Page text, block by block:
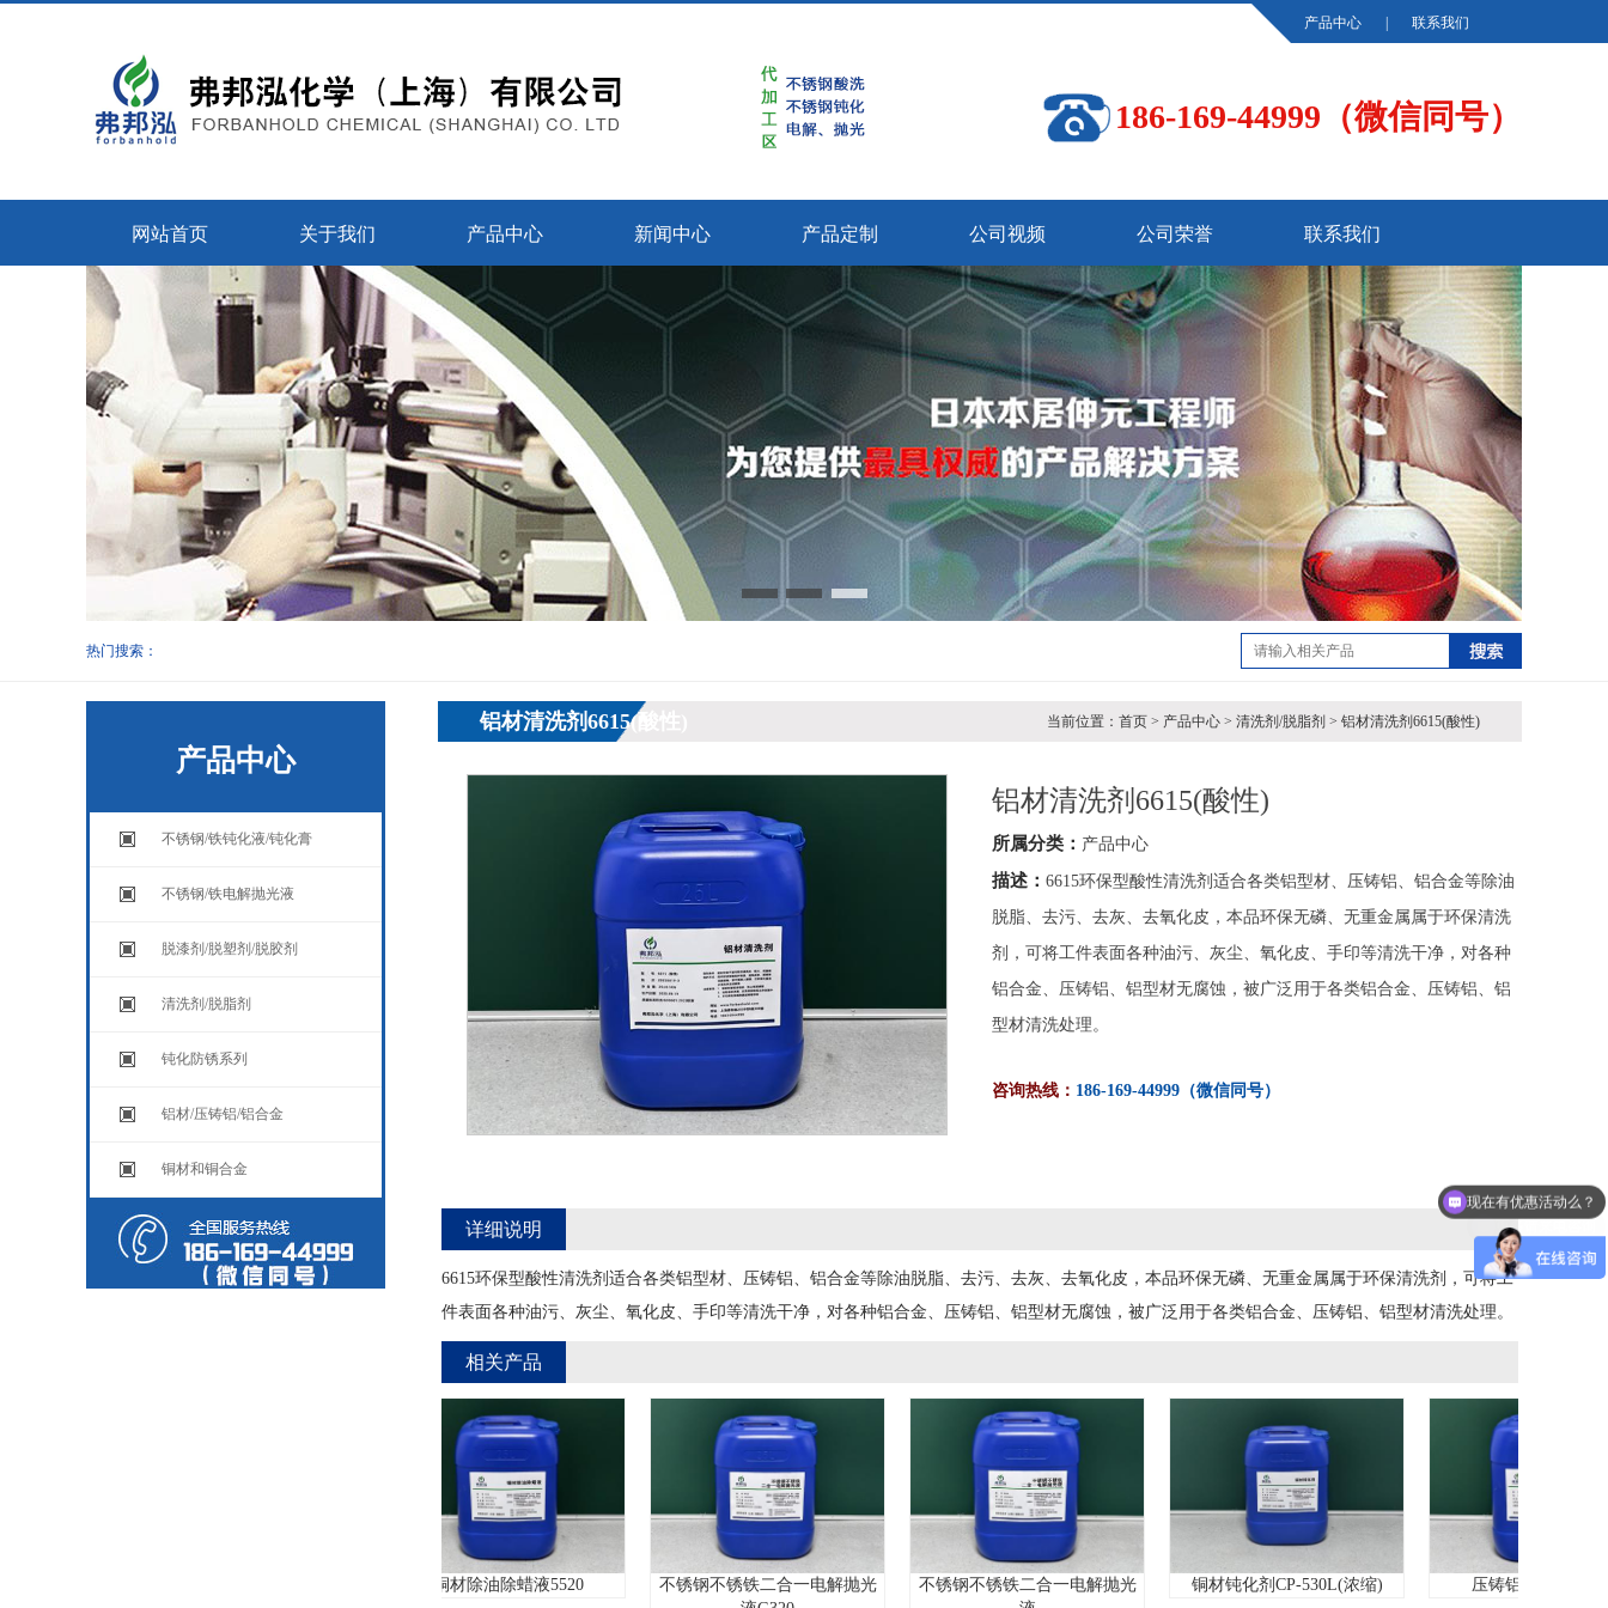
186-169-44999（微信同号）
产品中心 联系我们
网站首页 关于我们 产品中心 新闻中心 产品定制 公司视频 公司荣誉 联系我们
热门搜索：
产品中心
不锈钢/铁钝化液/钝化膏
不锈钢/铁电解抛光液
脱漆剂/脱塑剂/脱胶剂
清洗剂/脱脂剂
钝化防锈系列
铝材/压铸铝/铝合金
铜材和铜合金
铝材清洗剂6615(酸性) 当前位置：首页 > 产品中心 > 清洗剂/脱脂剂 > 铝材清洗剂6615(酸性)
铝材清洗剂6615(酸性)
所属分类： 产品中心
描述： 6615环保型酸性清洗剂适合各类铝型材、压铸铝、铝合金等除油
脱脂、去污、去灰、去氧化皮，本品环保无磷、无重金属属于环保清洗
剂，可将工件表面各种油污、灰尘、氧化皮、手印等清洗干净，对各种
铝合金、压铸铝、铝型材无腐蚀，被广泛用于各类铝合金、压铸铝、铝
型材清洗处理。
咨询热线： 186-169-44999（微信同号）
详细说明
6615环保型酸性清洗剂适合各类铝型材、压铸铝、铝合金等除油脱脂、去污、去灰、去氧化皮，本品环保无磷、无重金属属于环保清洗剂，可将工
件表面各种油污、灰尘、氧化皮、手印等清洗干净，对各种铝合金、压铸铝、铝型材无腐蚀，被广泛用于各类铝合金、压铸铝、铝型材清洗处理。
相关产品
铜材除油除蜡液5520
不锈钢不锈铁二合一电解抛光
不锈钢不锈铁二合一电解抛光
铜材钝化剂CP-530L(浓缩) 压铸铝拉白剂L-6620
更多请来电咨询